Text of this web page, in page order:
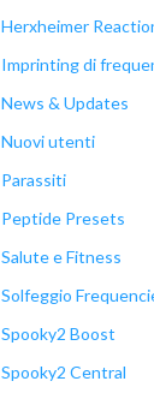
Herxheimer
Imprinting di
News & Updates
Nuovi utenti
Parassiti
Peptide Presets
Salute e Fitness
Solfeggio
Spooky2 Boost
Spooky2 Central